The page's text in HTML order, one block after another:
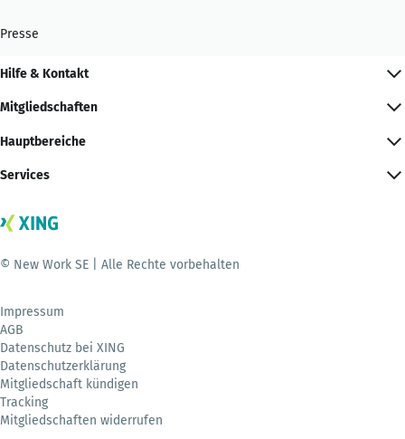
Presse
Hilfe & Kontakt
Mitgliedschaften
Hauptbereiche
Services
© New Work SE | Alle Rechte vorbehalten
Impressum
AGB
Datenschutz bei XING
Datenschutzerklärung
Mitgliedschaft kündigen
Tracking
Mitgliedschaften widerrufen